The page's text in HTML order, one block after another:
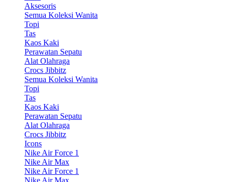
Aksesoris
Semua Koleksi Wanita
Topi
Tas
Kaos Kaki
Perawatan Sepatu
Alat Olahraga
Crocs Jibbitz
Semua Koleksi Wanita
Topi
Tas
Kaos Kaki
Perawatan Sepatu
Alat Olahraga
Crocs Jibbitz
Icons
Nike Air Force 1
Nike Air Max
Nike Air Force 1